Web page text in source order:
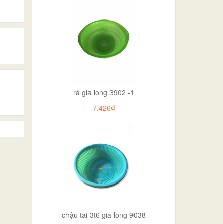
rá gia long 3902 -1
7.426₫
chậu tai 3t6 gia long 9038